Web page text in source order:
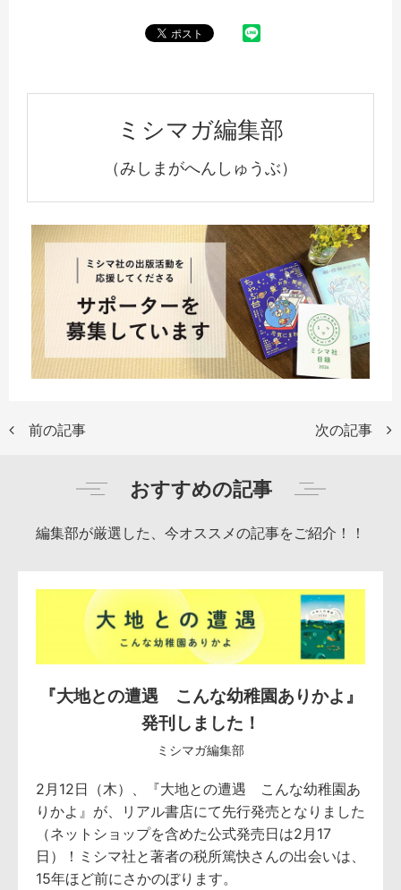
ミシマガ編集部
（みしまがへんしゅうぶ）
前の記事 次の記事
おすすめの記事
編集部が厳選した、今オススメの記事をご紹介！！
『大地との遭遇 こんな幼稚園ありかよ』
発刊しました！
ミシマガ編集部
2月12日（木）、『大地との遭遇 こんな幼稚園あ
りかよ』が、リアル書店にて先行発売となりました
（ネットショップを含めた公式発売日は2月17
日）！ミシマ社と著者の税所篤快さんの出会いは、
15年ほど前にさかのぼります。